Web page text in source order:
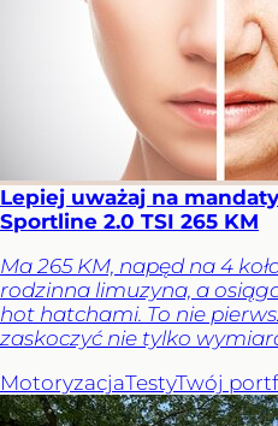
Lepiej uważaj na
Sportline 2.0 TSI 265 KM
Ma 265 KM, napęd na 4
rodzinna limuzyna, a
hot hatchami. To nie
zaskoczyć nie tylko
MotoryzacjaTestyTwój